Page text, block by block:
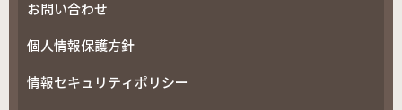
お問い合わせ
個人情報保護方針
情報セキュリティポリシー